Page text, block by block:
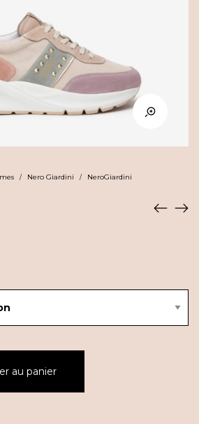
/ Nero Giardini / NeroGiardini
au panier